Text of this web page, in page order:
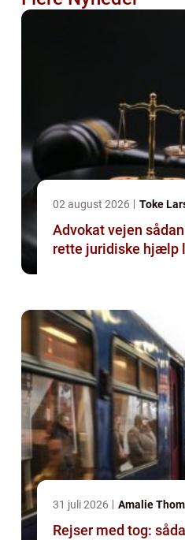
02 august 2026 Toke
Advokat vejen sådan finder du den
rette juridiske hjælp
31 juli 2026 Amalie
Rejser med tog: